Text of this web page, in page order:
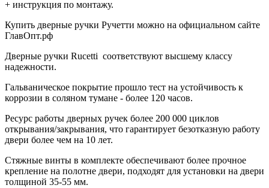
+ инструкция по монтажу.
Купить дверные ручки Ручетти можно на официальном сайте
ГлавОпт.рф
Дверные ручки Rucetti соответствуют высшему классу
надежности.
Гальваническое покрытие прошло тест на устойчивость к
коррозии в соляном тумане - более 120 часов.
Ресурс работы дверных ручек более 200 000 циклов
открывания/закрывания, что гарантирует безотказную работу
двери более чем на 10 лет.
Стяжные винты в комплекте обеспечивают более прочное
крепление на полотне двери, подходят для установки на двери
толщиной 35-55 мм.